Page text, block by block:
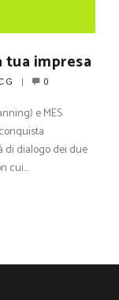
tua impresa
0
e MES
di dialogo dei due
cui…